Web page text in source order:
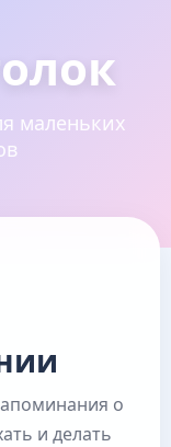
маленьких
о
и делать